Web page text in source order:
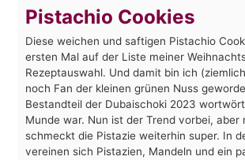
Pistachio Cookies
Diese weichen und saftigen Pistachio
ersten Mal auf der Liste meiner
Rezeptauswahl. Und damit bin ich
noch Fan der kleinen grünen Nuss
Bestandteil der Dubaischoki 2023
Munde war. Nun ist der Trend vorbei, aber
schmeckt die Pistazie weiterhin super. In
vereinen sich Pistazien, Mandeln und ein